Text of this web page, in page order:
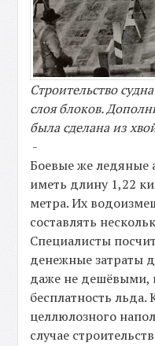
Строительство
слоя блоков.
была сделана из
-
Боевые же
иметь длину 1,22
метра. Их
составлять
Специалисты
денежные затраты
даже не дешёвыми,
бесплатность льда.
целлюлозного
случае